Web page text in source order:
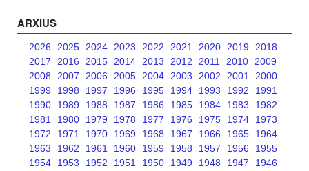
ARXIUS
2026 2025 2024 2023 2022 2021 2020 2019
2018
2017
2016 2015 2014 2013 2012 2011 2010
2009
2008
2007 2006 2005 2004 2003 2002 2001
2000
1999
1998 1997 1996 1995 1994 1993 1992
1991
1990
1989 1988 1987 1986 1985 1984 1983
1982
1981
1980 1979 1978 1977 1976 1975 1974
1973
1972
1971 1970 1969 1968 1967 1966 1965
1964
1963
1962 1961 1960 1959 1958 1957 1956
1955
1954
1953 1952 1951 1950 1949 1948 1947
1946